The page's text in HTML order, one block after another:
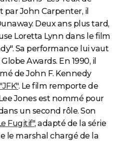
par John Carpenter, il
Deux ans plus tard,
Loretta Lynn dans le film
Sa performance lui vaut
Awards. En 1990, il
de John F. Kennedy
"JFK". Le film remporte de
Jones est nommé pour
un second rôle. Son
Fugitif", adapté de la série
le marshal chargé de la